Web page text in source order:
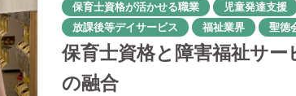
保育士資格が活かせる職業
児童発達支援
放課後等デイサービス
福祉業界 聖徳
保育士資格と障害福祉サー
の融合